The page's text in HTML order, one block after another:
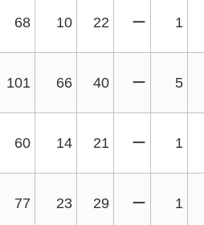
68 10 22 ー 1
101 66 40 ー 5
60 14 21 ー 1
77 23 29 ー 1